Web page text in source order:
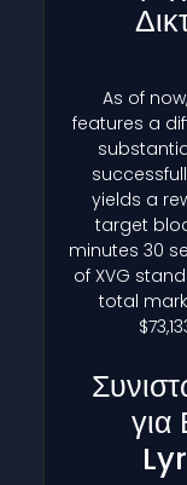
As of
features a
yields a
target
minutes 30
of XVG
total